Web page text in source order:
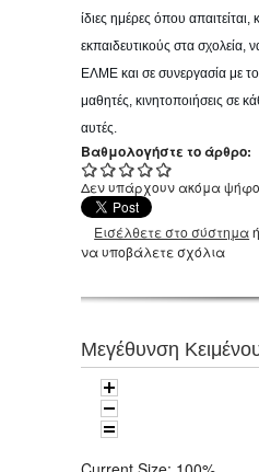
ίδιες ημέρες όπου απαιτείται,
εκπαιδευτικούς στα σχολεία,
ΕΛΜΕ και σε συνεργασία με
μαθητές, κινητοποιήσεις σε
αυτές.
Βαθμολογήστε το άρθρο:
Δεν υπάρχουν ακόμα
Εισέλθετε στο σύστημαή
να υποβάλετε σχόλια
Μεγέθυνση